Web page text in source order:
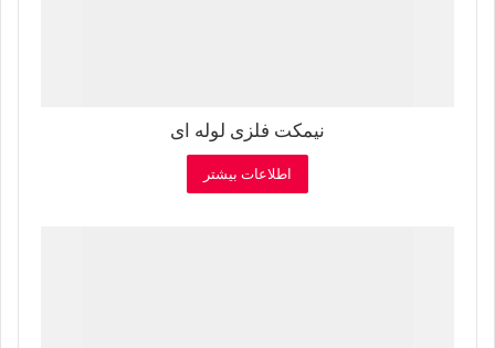
نیمکت فلزی لوله ای
اطلاعات بیشتر